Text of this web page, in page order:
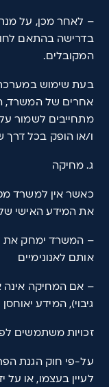
– לאחר מכן, על
בדרישה בהתאם
המקובלים.
בעת שימוש
אחרים של המשרד,
מתחייבים לשמור
ו/או הופק בכל דרך
ג. מחיקה
כאשר אין למשרד
את המידע האישי
– המשרד ימחק את
אותם לאנונימיים
– אם המחיקה אינה
גיבוי), המידע
זכויות משתמשים
לעיין בעצמו, או